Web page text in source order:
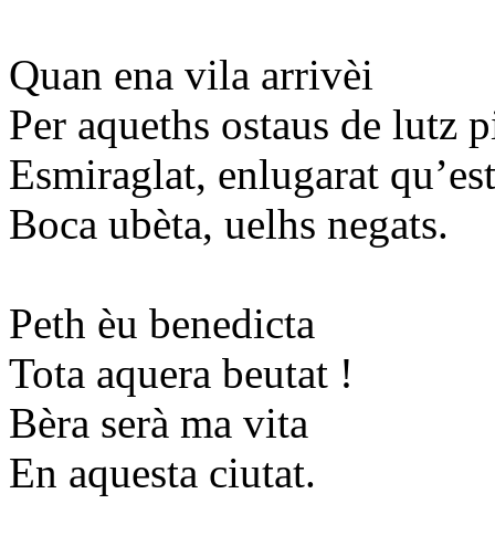
Quan ena vila arrivèi
Per aqueths ostaus de lutz
Esmiraglat, enlugarat
Boca ubèta, uelhs negats.
Peth èu benedicta
Tota aquera beutat !
Bèra serà ma vita
En aquesta ciutat.